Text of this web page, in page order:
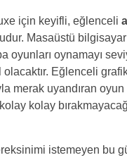
için keyifli, eğlenceli
Masaüstü
oyunları oynamayı
Eğlenceli
merak uyandıran oyun
kolay
istemeyen bu